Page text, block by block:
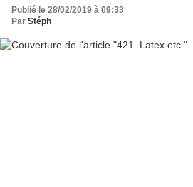
Publié le 28/02/2019 à 09:33
Par Stéph